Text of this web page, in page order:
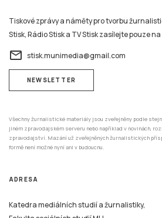
Tiskové zprávy a náměty pro tvorbu
Stisk, Rádio Stisk a TV Stisk zasílejte pouze
email stisk.munimedia@gmail.com
NEWSLETTER
Všechny žurnalistické materiály jsou zveřejněny podle
jiném zpravodajském serveru nebo například v novinách,
zpravodajství. Mazání už zveřejněných žurnalistických
formě není možné nyní ani v budoucnu.
ADRESA
Katedra mediálních studií a žurnalistiky,